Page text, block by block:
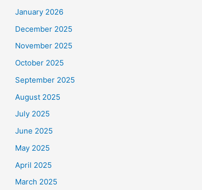
January 2026
December 2025
November 2025
October 2025
September 2025
August 2025
July 2025
June 2025
May 2025
April 2025
March 2025